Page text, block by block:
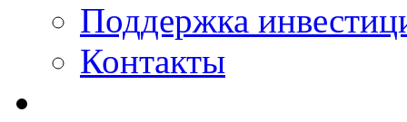
Поддержка
Контакты